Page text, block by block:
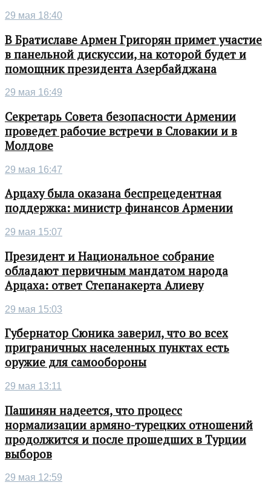
29 мая 18:40
В Братиславе Армен Григорян примет участие
в панельной дискуссии, на которой будет и
помощник президента Азербайджана
29 мая 16:49
Секретарь Совета безопасности Армении
проведет рабочие встречи в Словакии и в
Молдове
29 мая 16:47
Арцаху была оказана беспрецедентная
поддержка: министр финансов Армении
29 мая 15:07
Президент и Национальное собрание
обладают первичным мандатом народа
Арцаха: ответ Степанакерта Алиеву
29 мая 15:03
Губернатор Сюника заверил, что во всех
приграничных населенных пунктах есть
оружие для самообороны
29 мая 13:11
Пашинян надеется, что процесс
нормализации армяно-турецких отношений
продолжится и после прошедших в Турции
выборов
29 мая 12:59